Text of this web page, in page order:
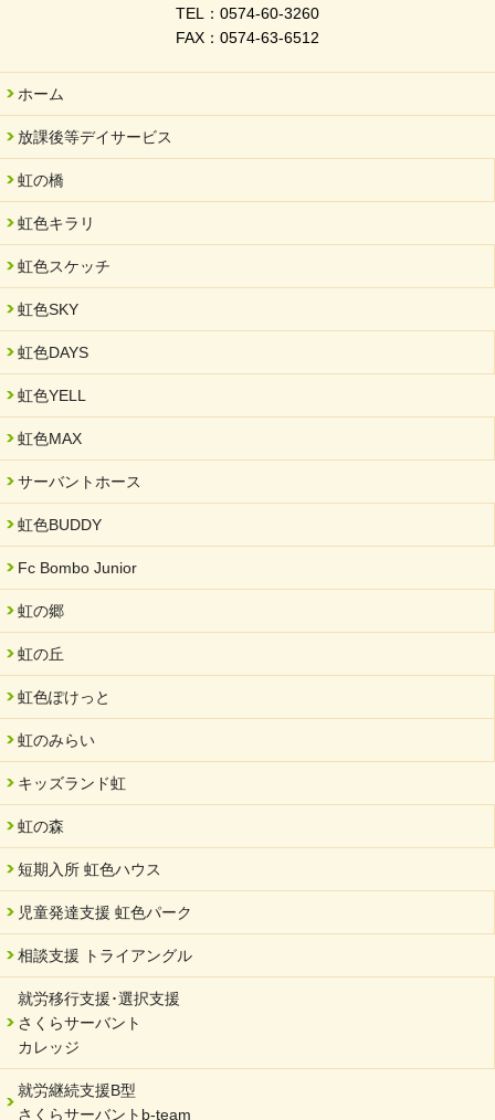
岐阜県「働いてもらい方改革」優良事例集に掲載されました
2025/11/11
2025/06/10
未来会議 in 可児市 「斉藤まさゆき」
2025/05/07
2025年6月中旬 OPEN 放課後等デイサービス「Fc Bombo
Junior」
2025/03/01
餅つき大会を開催しました
2025/01/31
「可児の企業魅力発見フェア」に出展しました
2024/11/06
就労継続支援B型「エコボール」事業を始めました
2024/09/10
2024/08/26
「ぎふSDGs推進パートナー登録制度」シルバーパートナーに登
2024/08/01
夏休み学習支援・可茂自悠学舎
2024/07/03
中部学院大学「現代福祉マネジメント」ゲスト講師
2024/04/17
SDGs発表会・研修会
2024/04/05
中学生向けのフリースクール「可茂自悠学舎」開設
2024/04/01
サーバント設立10周年記念【 福祉・医療・教育の連携講演会 】
を開催しました。
2024/02/20
2024/02/02
岐阜県 ワーク・ライフ・バランス推進エクセレント企業認定
2024/01/15
令和6年能登半島地震被災者支援において
TEL：0574-60-3260
FAX：0574-63-6512
ホーム
放課後等デイサービス
虹の橋
虹色キラリ
虹色スケッチ
虹色SKY
虹色DAYS
虹色YELL
虹色MAX
サーバントホース
虹色BUDDY
Fc Bombo Junior
虹の郷
虹の丘
虹色ぽけっと
虹のみらい
キッズランド虹
虹の森
短期入所 虹色ハウス
児童発達支援 虹色パーク
相談支援 トライアングル
就労移行支援･選択支援
さくらサーバント
カレッジ
就労継続支援B型
さくらサーバントb-team